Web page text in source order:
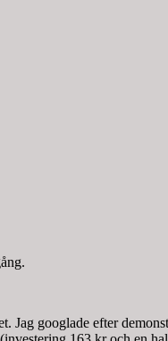
Jag googlade efter